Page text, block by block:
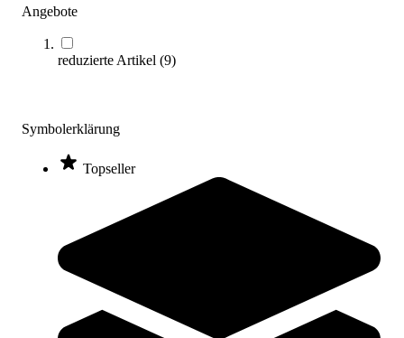
Angebote
reduzierte Artikel (9)
Symbolerklärung
Topseller
Body-Solid® AB Wheel
Zum Produkt
Bald wieder lieferbar